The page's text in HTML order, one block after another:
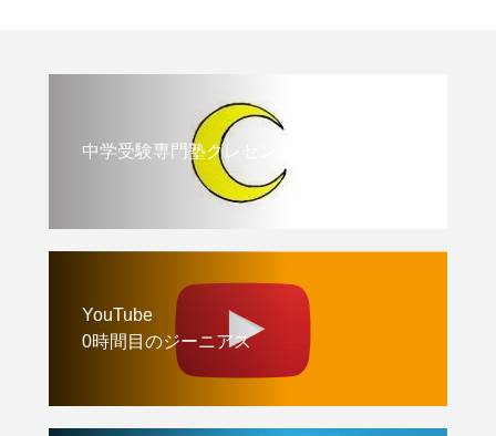
中学受験専門塾クレセント
YouTube
0時間目のジーニアス